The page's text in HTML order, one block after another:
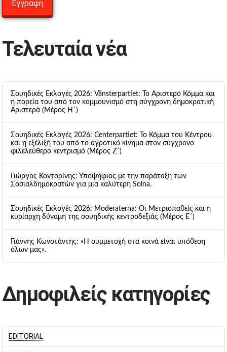
Τελευταία νέα
Σουηδικές Εκλογές 2026: Vänsterpartiet: Το Αριστερό Κόμμα και
η πορεία του από τον κομμουνισμό στη σύγχρονη δημοκρατική
Αριστερά (Μέρος Η΄)
Σουηδικές Εκλογές 2026: Centerpartiet: Το Κόμμα του Κέντρου
και η εξέλιξή του από το αγροτικό κίνημα στον σύγχρονο
φιλελεύθερο κεντρισμό (Μέρος Ζ΄)
Γιώργος Κοντορίνης: Υποψήφιος με την παράταξη των
Σοσιαλδημοκρατών για μια καλύτερη Solna.
Σουηδικές Εκλογές 2026: Moderaterna: Οι Μετριοπαθείς και η
κυρίαρχη δύναμη της σουηδικής κεντροδεξιάς (Μέρος Ε΄)
Γιάννης Κωνστάντης: «Η συμμετοχή στα κοινά είναι υπόθεση
όλων μας».
Δημοφιλείς κατηγορίες
EDITORIAL